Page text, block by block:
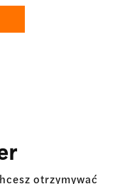
otrzymywać